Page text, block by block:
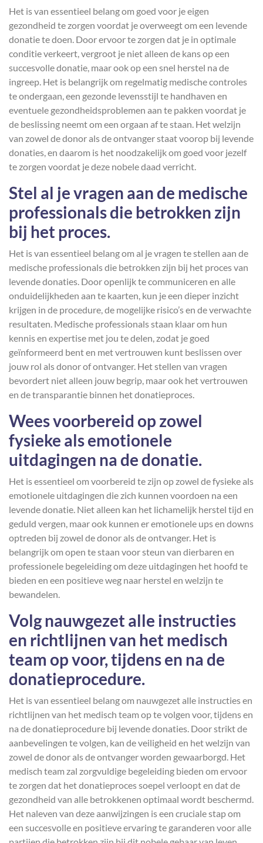
Het is van essentieel belang om goed voor je eigen
gezondheid te zorgen voordat je overweegt om een levende
donatie te doen. Door ervoor te zorgen dat je in optimale
conditie verkeert, vergroot je niet alleen de kans op een
succesvolle donatie, maar ook op een snel herstel na de
ingreep. Het is belangrijk om regelmatig medische controles
te ondergaan, een gezonde levensstijl te handhaven en
eventuele gezondheidsproblemen aan te pakken voordat je
de beslissing neemt om een orgaan af te staan. Het welzijn
van zowel de donor als de ontvanger staat voorop bij levende
donaties, en daarom is het noodzakelijk om goed voor jezelf
te zorgen voordat je deze nobele daad verricht.
Stel al je vragen aan de medische
professionals die betrokken zijn
bij het proces.
Het is van essentieel belang om al je vragen te stellen aan de
medische professionals die betrokken zijn bij het proces van
levende donaties. Door openlijk te communiceren en alle
onduidelijkheden aan te kaarten, kun je een dieper inzicht
krijgen in de procedure, de mogelijke risico’s en de verwachte
resultaten. Medische professionals staan klaar om hun
kennis en expertise met jou te delen, zodat je goed
geïnformeerd bent en met vertrouwen kunt beslissen over
jouw rol als donor of ontvanger. Het stellen van vragen
bevordert niet alleen jouw begrip, maar ook het vertrouwen
en de transparantie binnen het donatieproces.
Wees voorbereid op zowel
fysieke als emotionele
uitdagingen na de donatie.
Het is essentieel om voorbereid te zijn op zowel de fysieke als
emotionele uitdagingen die zich kunnen voordoen na een
levende donatie. Niet alleen kan het lichamelijk herstel tijd en
geduld vergen, maar ook kunnen er emotionele ups en downs
optreden bij zowel de donor als de ontvanger. Het is
belangrijk om open te staan voor steun van dierbaren en
professionele begeleiding om deze uitdagingen het hoofd te
bieden en een positieve weg naar herstel en welzijn te
bewandelen.
Volg nauwgezet alle instructies
en richtlijnen van het medisch
team op voor, tijdens en na de
donatieprocedure.
Het is van essentieel belang om nauwgezet alle instructies en
richtlijnen van het medisch team op te volgen voor, tijdens en
na de donatieprocedure bij levende donaties. Door strikt de
aanbevelingen te volgen, kan de veiligheid en het welzijn van
zowel de donor als de ontvanger worden gewaarborgd. Het
medisch team zal zorgvuldige begeleiding bieden om ervoor
te zorgen dat het donatieproces soepel verloopt en dat de
gezondheid van alle betrokkenen optimaal wordt beschermd.
Het naleven van deze aanwijzingen is een cruciale stap om
een succesvolle en positieve ervaring te garanderen voor alle